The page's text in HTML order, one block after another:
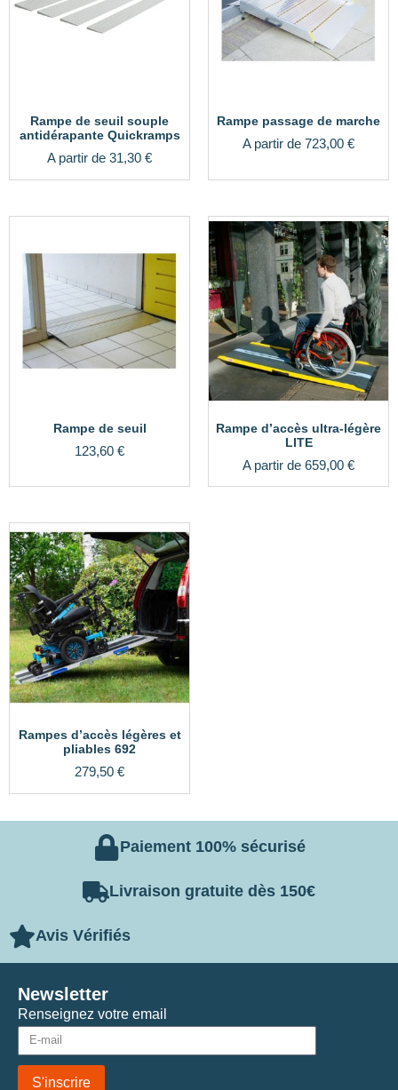
Rampe de seuil souple
antidérapante Quickramps
A partir de 31,30 €
Rampe passage de marche
A partir de 723,00 €
Rampe de seuil
123,60 €
Rampe d’accès ultra-légère
LITE
A partir de 659,00 €
Rampes d’accès légères et
pliables 692
279,50 €
Paiement 100% sécurisé
Livraison gratuite dès 150€
Avis Vérifiés
Renseignez votre email
S'inscrire
Newsletter